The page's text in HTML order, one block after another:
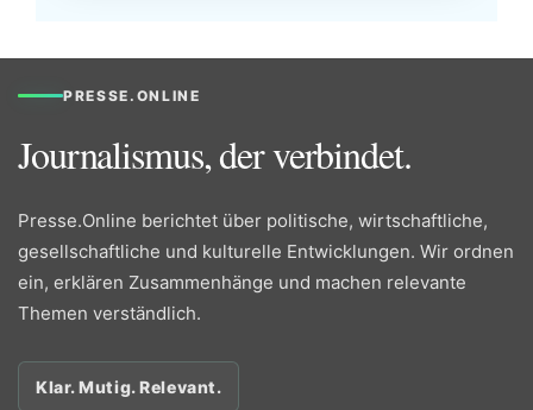
PRESSE.ONLINE
Journalismus, der verbindet.
Presse.Online berichtet über politische, wirtschaftliche,
gesellschaftliche und kulturelle Entwicklungen. Wir ordnen
ein, erklären Zusammenhänge und machen relevante
Themen verständlich.
Klar. Mutig. Relevant.